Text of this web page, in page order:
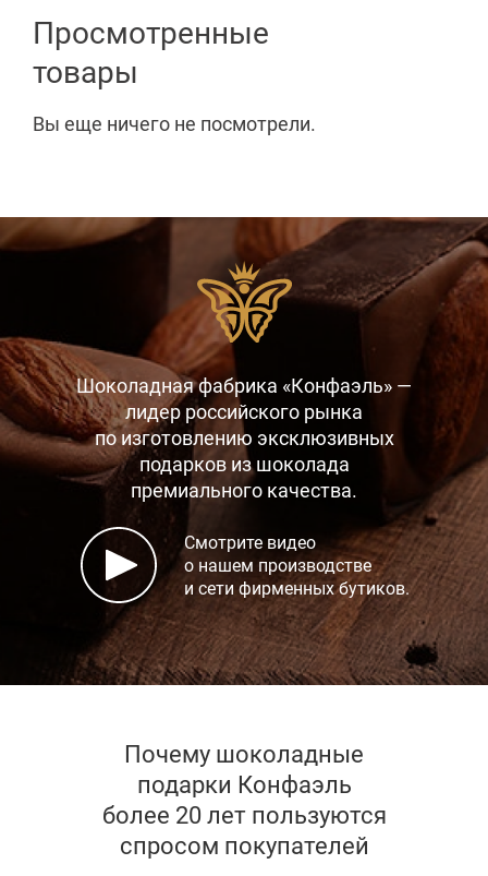
Просмотренные
товары
Вы еще ничего не посмотрели.
Шоколадная фабрика «Конфаэль» —
лидер российского рынка
по изготовлению эксклюзивных
подарков из шоколада
премиального качества.
Смотрите видео
о нашем производстве
и сети фирменных бутиков.
Почему шоколадные
подарки Конфаэль
более 20 лет пользуются
спросом покупателей